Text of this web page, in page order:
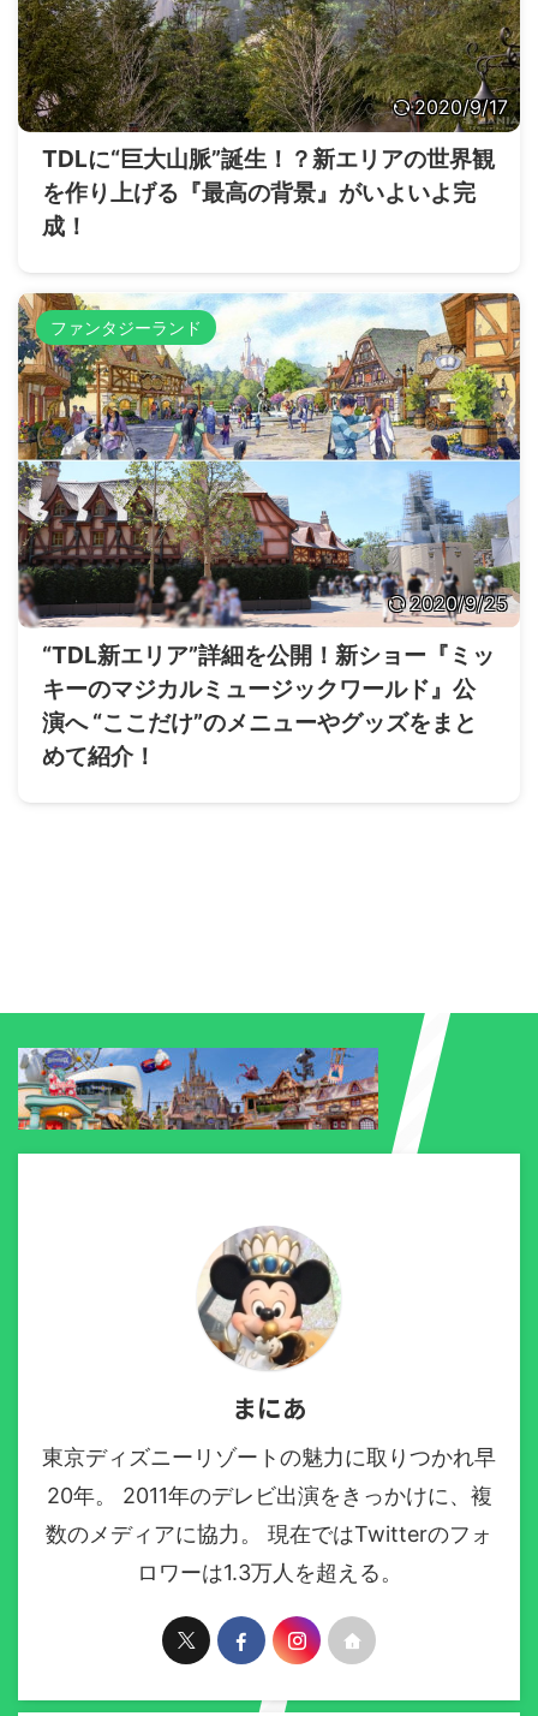
2020/9/17
TDLに“巨大山脈”誕生！？新エリアの世界観
を作り上げる『最高の背景』がいよいよ完
成！
ファンタジーランド
2020/9/25
“TDL新エリア”詳細を公開！新ショー『ミッ
キーのマジカルミュージックワールド』公
演へ “ここだけ”のメニューやグッズをまと
めて紹介！
まにあ
東京ディズニーリゾートの魅力に取りつかれ早
20年。 2011年のデレビ出演をきっかけに、複
数のメディアに協力。 現在ではTwitterのフォ
ロワーは1.3万人を超える。